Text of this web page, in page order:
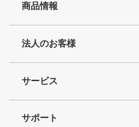
商品情報
法人のお客様
サービス
サポート